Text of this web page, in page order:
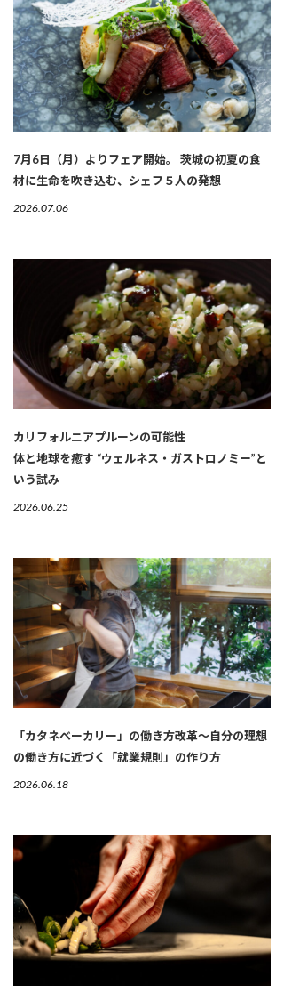
7月6日（月）よりフェア開始。 茨城の初夏の食
材に生命を吹き込む、シェフ５人の発想
2026.07.06
カリフォルニアプルーンの可能性
体と地球を癒す “ウェルネス・ガストロノミー”と
いう試み
2026.06.25
「カタネベーカリー」の働き方改革～自分の理想
の働き方に近づく「就業規則」の作り方
2026.06.18